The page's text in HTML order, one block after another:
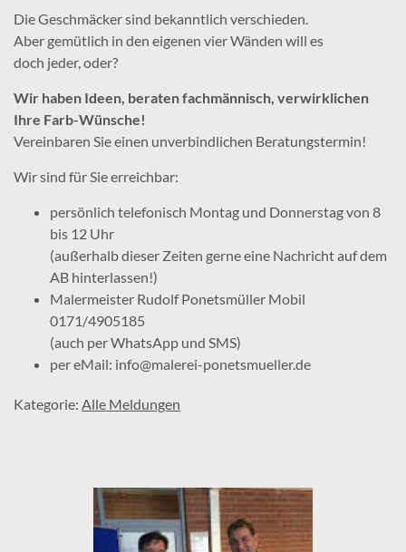
Die Geschmäcker sind bekanntlich verschieden.
Aber gemütlich in den eigenen vier Wänden will es
doch jeder, oder?
Wir haben Ideen, beraten fachmännisch, verwirklichen
Ihre Farb-Wünsche!
Vereinbaren Sie einen unverbindlichen Beratungstermin!
Wir sind für Sie erreichbar:
persönlich telefonisch Montag und Donnerstag von 8
bis 12 Uhr
(außerhalb dieser Zeiten gerne eine Nachricht auf dem
AB hinterlassen!)
Malermeister Rudolf Ponetsmüller Mobil
0171/4905185
(auch per WhatsApp und SMS)
per eMail: info@malerei-ponetsmueller.de
Kategorie: Alle Meldungen